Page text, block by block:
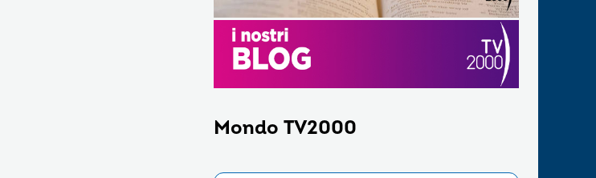
Mondo TV2000